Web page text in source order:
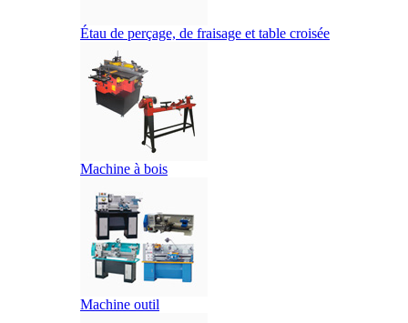
Étau de perçage, de fraisage et table croisée
Machine à bois
Machine outil